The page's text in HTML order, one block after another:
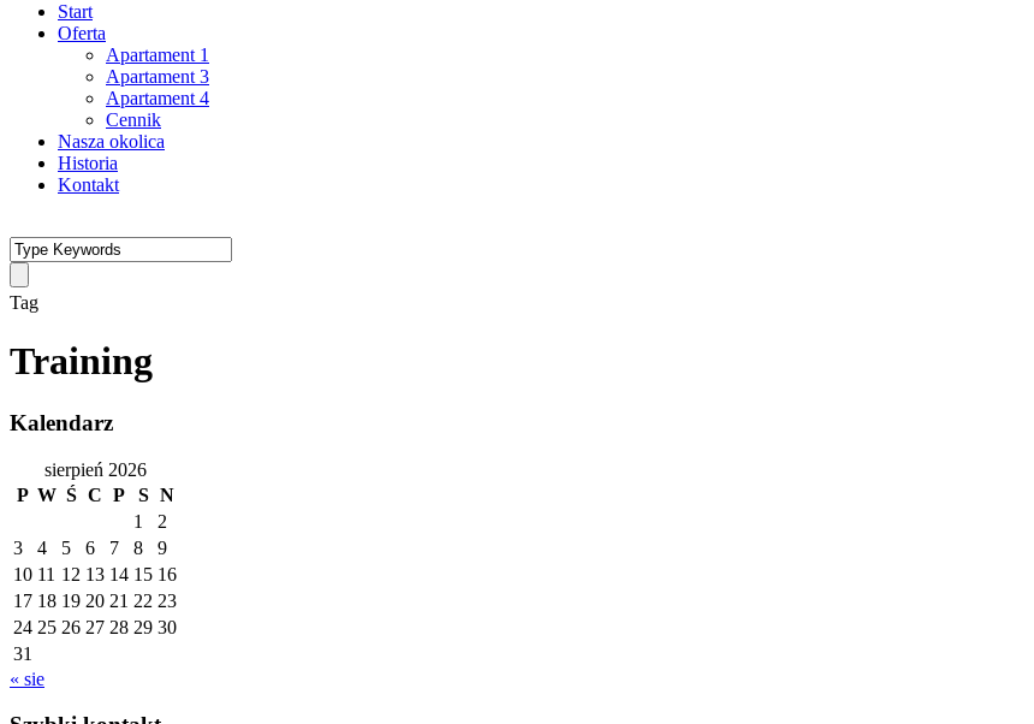
Start
Oferta
Apartament 1
Apartament 3
Apartament 4
Cennik
Nasza okolica
Historia
Kontakt
Tag
Training
Kalendarz
sierpień 2026
P W Ś C P S N
1
2
3
4 5 6 7 8
9
10 11 12 13 14 15 16
17 18 19 20 21 22 23
24 25 26 27 28 29 30
31
« sie